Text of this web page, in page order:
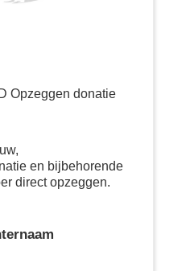
Opzeggen donatie
en bijbehorende
direct opzeggen.